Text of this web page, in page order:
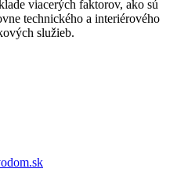
viacerých faktorov, ako sú
technického a interiérového
služieb.